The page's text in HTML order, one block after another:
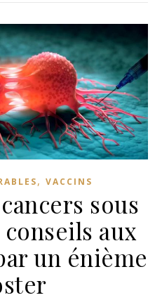
, VACCINS
sous
aux
un énième